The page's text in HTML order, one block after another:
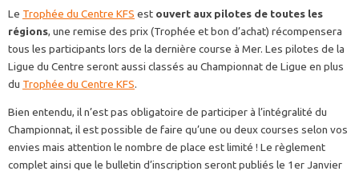
Le Trophée du Centre KFS est ouvert aux pilotes de toutes les
régions, une remise des prix (Trophée et bon d’achat) récompensera
tous les participants lors de la dernière course à Mer. Les pilotes de la
Ligue du Centre seront aussi classés au Championnat de Ligue en plus
du Trophée du Centre KFS.
Bien entendu, il n’est pas obligatoire de participer à l’intégralité du
Championnat, il est possible de faire qu’une ou deux courses selon vos
envies mais attention le nombre de place est limité ! Le règlement
complet ainsi que le bulletin d’inscription seront publiés le 1er Janvier